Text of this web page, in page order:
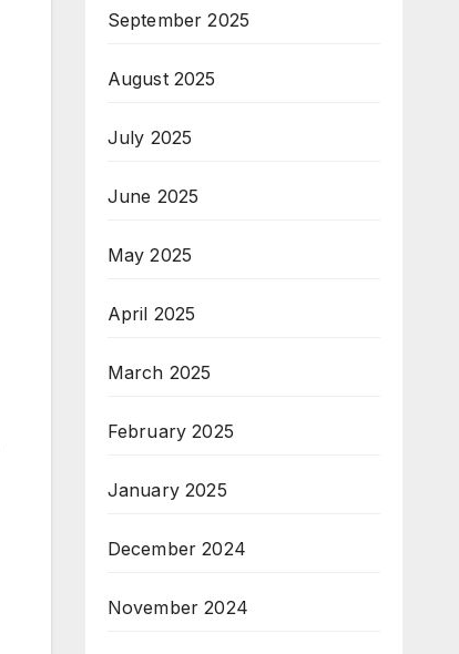
September 2025
August 2025
July 2025
June 2025
May 2025
April 2025
March 2025
February 2025
January 2025
December 2024
November 2024